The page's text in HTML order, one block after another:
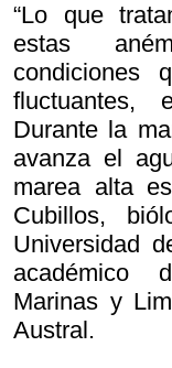
“Lo que
estas
condiciones
fluctuantes,
Durante la
avanza el
marea alta
Cubillos,
Universidad
académico
Marinas y
Austral.